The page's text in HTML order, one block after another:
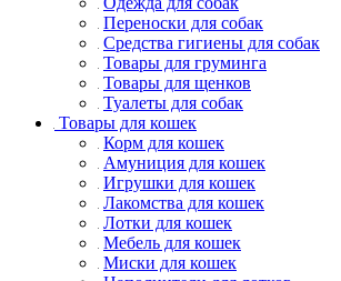
Переноски для собак
Средства гигиены для собак
Товары для груминга
Товары для щенков
Туалеты для собак
Товары для кошек
Корм для кошек
Амуниция для кошек
Игрушки для кошек
Лакомства для кошек
Лотки для кошек
Мебель для кошек
Миски для кошек